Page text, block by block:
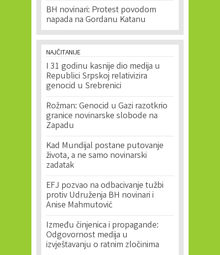
BH novinari: Protest povodom
napada na Gordanu Katanu
NAJČITANIJE
I 31 godinu kasnije dio medija u
Republici Srpskoj relativizira
genocid u Srebrenici
Rožman: Genocid u Gazi razotkrio
granice novinarske slobode na
Zapadu
Kad Mundijal postane putovanje
života, a ne samo novinarski
zadatak
EFJ pozvao na odbacivanje tužbi
protiv Udruženja BH novinari i
Anise Mahmutović
Između činjenica i propagande:
Odgovornost medija u
izvještavanju o ratnim zločinima